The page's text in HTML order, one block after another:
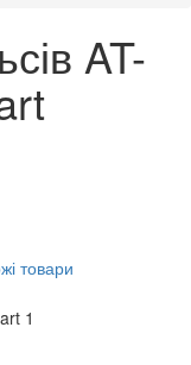
AT-
товари